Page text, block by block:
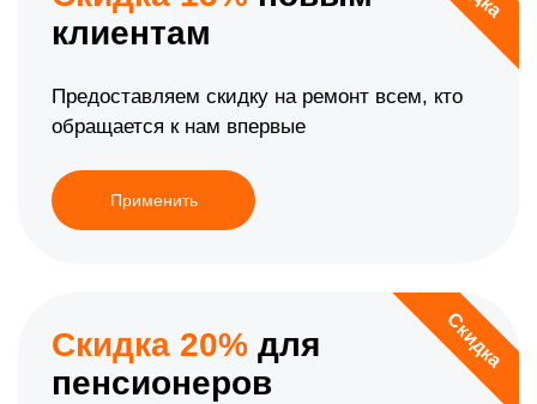
клиентам
Предоставляем скидку на ремонт всем, кто
обращается к нам впервые
Применить
Скидка
Скидка 20% для
пенсионеров